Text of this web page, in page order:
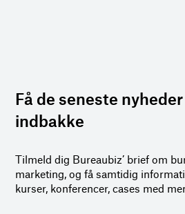
Få de seneste
indbakke
Tilmeld dig Bureaubiz’ brief om
marketing, og få samtidig
kurser, konferencer, cases med